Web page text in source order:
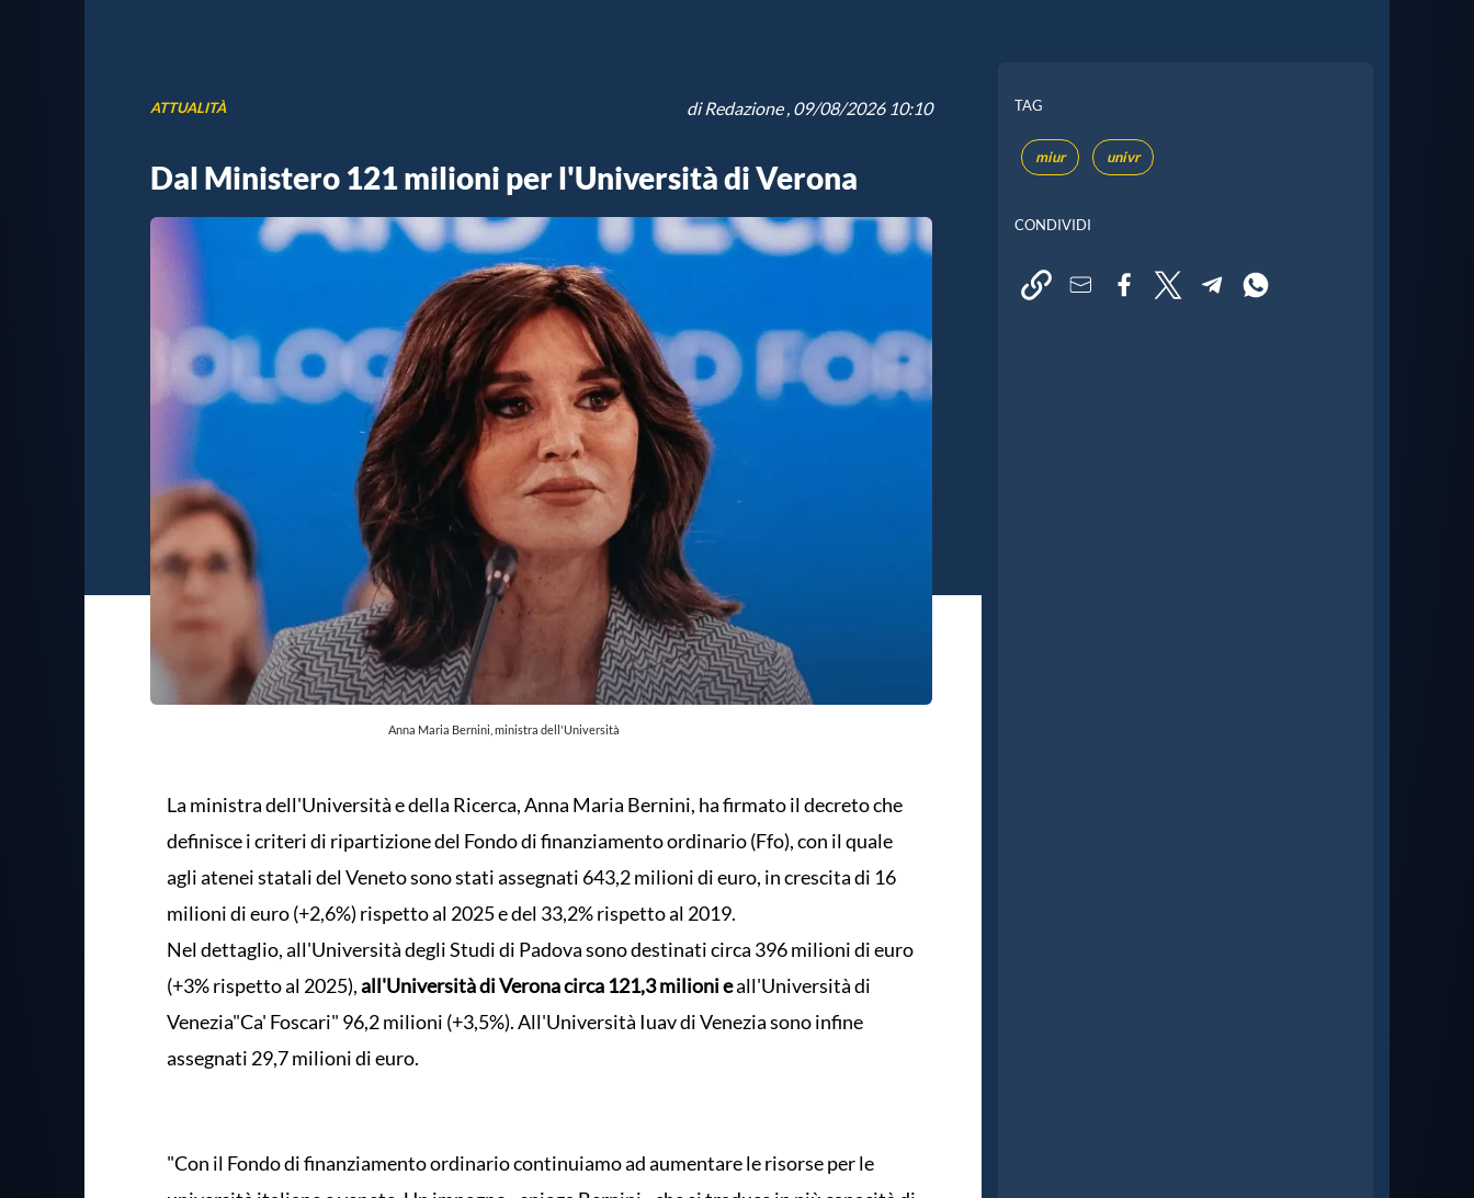
ATTUALITÀ diRedazione, 09/08/2026 10:10
Dal Ministero 121 milioni per l'Università di Verona
Anna Maria Bernini, ministra dell'Università
La ministra dell'Università e della Ricerca, Anna Maria Bernini, ha firmato il decreto che
definisce i criteri di ripartizione del Fondo di finanziamento ordinario (Ffo), con il quale
agli atenei statali del Veneto sono stati assegnati 643,2 milioni di euro, in crescita di 16
milioni di euro (+2,6%) rispetto al 2025 e del 33,2% rispetto al 2019.
Nel dettaglio, all'Università degli Studi di Padova sono destinati circa 396 milioni di euro
(+3% rispetto al 2025),all'Università di Verona circa 121,3 milioni eall'Università di
Venezia"Ca' Foscari" 96,2 milioni (+3,5%). All'Università Iuav di Venezia sono infine
assegnati 29,7 milioni di euro.
"Con il Fondo di finanziamento ordinario continuiamo ad aumentare le risorse per le
TAG
miur univr
CONDIVIDI